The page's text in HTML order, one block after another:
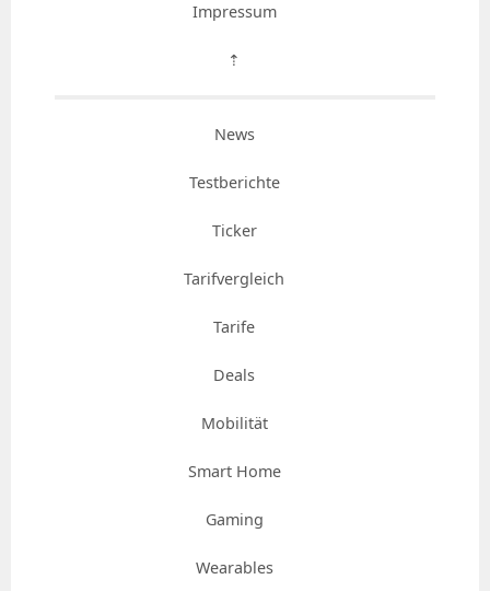
Impressum
⇡
News
Testberichte
Ticker
Tarifvergleich
Tarife
Deals
Mobilität
Smart Home
Gaming
Wearables